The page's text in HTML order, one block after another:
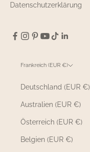
Datenschutzerklärung
Frankreich (EUR €)
Deutschland (EUR €)
Australien (EUR €)
Österreich (EUR €)
Belgien (EUR €)